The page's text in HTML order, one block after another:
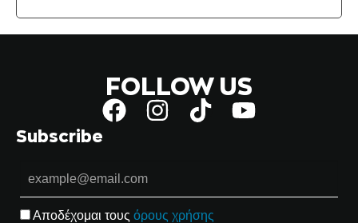
FOLLOW US
Subscribe
Αποδέχομαι τους όρους χρήσης